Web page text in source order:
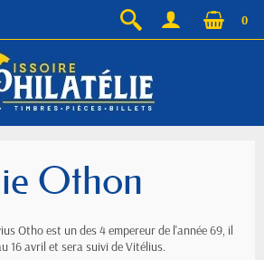
0
Othon
Otho est un des 4 empereur de l'année 69, il
16 avril et sera suivi de Vitélius.